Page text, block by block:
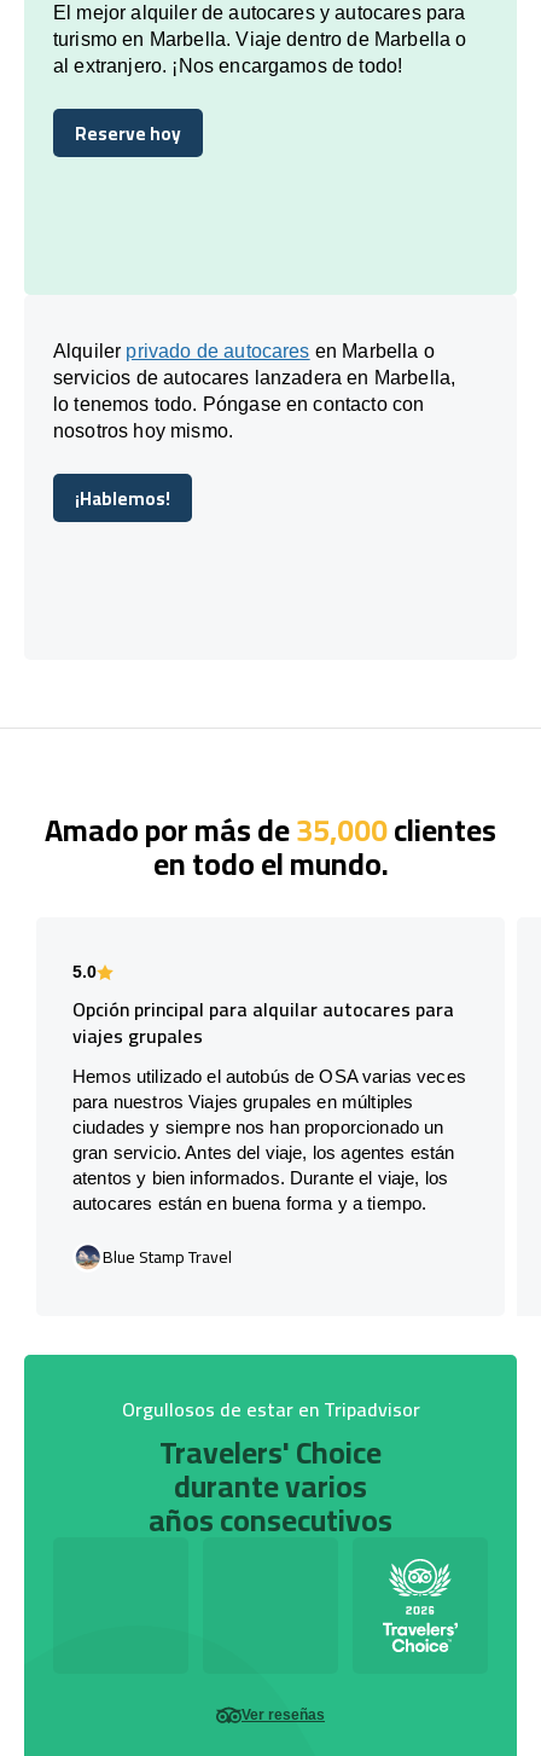
El mejor alquiler de autocares y autocares para
turismo en Marbella. Viaje dentro de Marbella o
al extranjero. ¡Nos encargamos de todo!
Reserve hoy
Reserve hoy
Alquiler privado de autocares en Marbella o
servicios de autocares lanzadera en Marbella,
lo tenemos todo. Póngase en contacto con
nosotros hoy mismo.
¡Hablemos!
¡Hablemos!
Amado por más de35,000clientes
en todo el mundo.
5.0
Opción principal para alquilar autocares para
viajes grupales
Hemos utilizado el autobús de OSA varias veces
para nuestros Viajes grupales en múltiples
ciudades y siempre nos han proporcionado un
gran servicio. Antes del viaje, los agentes están
atentos y bien informados. Durante el viaje, los
autocares están en buena forma y a tiempo.
Blue Stamp Travel
Orgullosos de estar en Tripadvisor
Travelers' Choice
durante varios
años consecutivos
Ver reseñas